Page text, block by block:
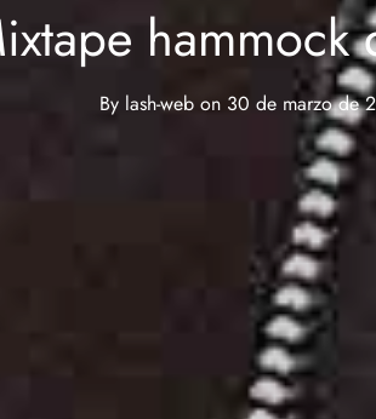
hammock
By lash-web on 30 de marzo de